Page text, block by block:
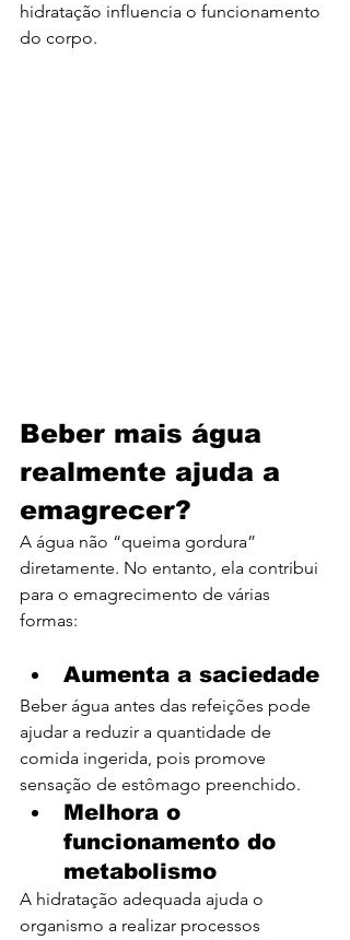
hidratação influencia o funcionamento
do corpo.
Beber mais água
realmente ajuda a
emagrecer?
A água não “queima gordura”
diretamente. No entanto, ela contribui
para o emagrecimento de várias
formas:
Aumenta a saciedade
Beber água antes das refeições pode
ajudar a reduzir a quantidade de
comida ingerida, pois promove
sensação de estômago preenchido.
Melhora o
funcionamento do
metabolismo
A hidratação adequada ajuda o
organismo a realizar processos